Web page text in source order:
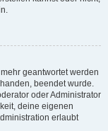
geantwortet werden
beendet wurde.
oder Administrator
deine eigenen
erlaubt